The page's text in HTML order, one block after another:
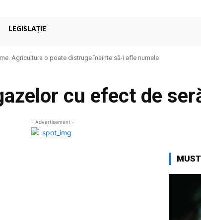
LEGISLAȚIE
Agricultura o poate distruge înainte să-i afle numele
cu efect de
- Advertisement -